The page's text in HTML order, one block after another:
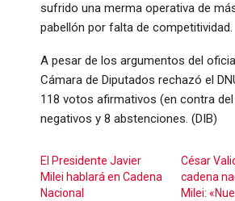
sufrido una merma operativa de
pabellón por falta de competitividad.
A pesar de los argumentos del
Cámara de Diputados rechazó el
118 votos afirmativos (en contra
negativos y 8 abstenciones. (DIB)
El Presidente Javier
Milei hablará en Cadena
Nacional
César
cadena
Milei: